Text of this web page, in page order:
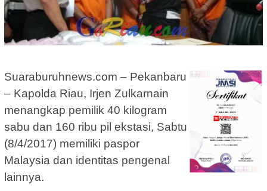
Suaraburuhnews.com – Pekanbaru
– Kapolda Riau, Irjen Zulkarnain
menangkap pemilik 40 kilogram
sabu dan 160 ribu pil ekstasi, Sabtu
(8/4/2017) memiliki paspor
Malaysia dan identitas pengenal
lainnya.